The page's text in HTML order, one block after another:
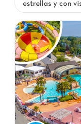
estrellas y con